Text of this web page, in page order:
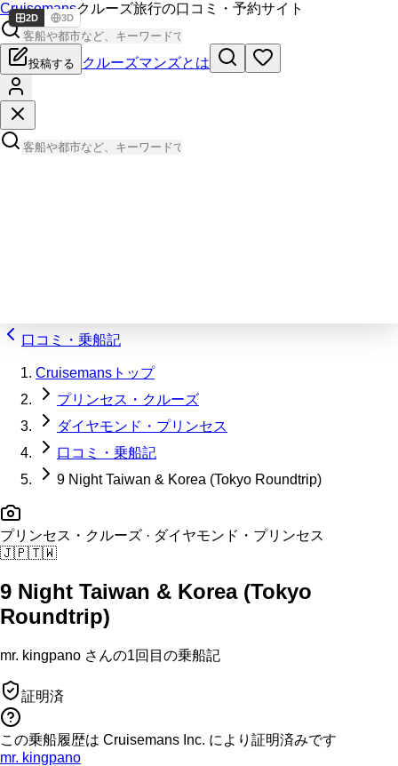
Cruisemansクルーズ旅行の口コミ・予約サイト
投稿する クルーズマンズとは
口コミ・乗船記
Cruisemansトップ
プリンセス・クルーズ
ダイヤモンド・プリンセス
口コミ・乗船記
9 Night Taiwan & Korea (Tokyo Roundtrip)
プリンセス・クルーズ · ダイヤモンド・プリンセス
🇯🇵🇹🇼
9 Night Taiwan & Korea (Tokyo
Roundtrip)
mr. kingpano さんの1回目の乗船記
証明済
この乗船履歴は Cruisemans Inc. により証明済みです
mr. kingpano
2D 3D